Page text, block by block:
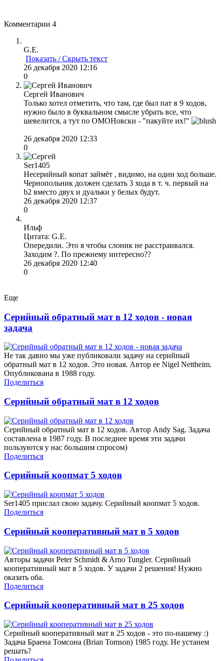
Комментарии 4
G.E.
Показать / Скрыть текст
26 декабря 2020 12:16
0
Сергей Иванович
Только хотел отметить, что там, где был пат в 9 ходов,
нужно было в буквальном смысле убрать все, что
шевелится, а тут по ОМОНовски - "пакуйте их!"
26 декабря 2020 12:33
0
Ser1405
Несерийный копат займёт , видимо, на один ход больше.
Чернопольник должен сделать 3 хода в т. ч. первый на
b2 вместо двух и дуальки у белых будут.
26 декабря 2020 12:37
0
Ильф
Цитата: G.E.
Опередили. Это я чтобы слоник не расстраивался.
Заходим ?. По прежнему интересно??
26 декабря 2020 12:40
0
Еще
Серийный обратный мат в 12 ходов - новая
задача
Не так давно мы уже публиковали задачу на серийный
обратный мат в 12 ходов. Это новая. Автор ее Nigel Nettheim.
Опубликована в 1988 году.
Поделиться
Серийный обратный мат в 12 ходов
Серийный обратный мат в 12 ходов. Автор Andy Sag. Задача
составлена в 1987 году. В последнее время эти задачи
пользуются у нас большим спросом)
Поделиться
Серийный коопмат 5 ходов
Ser1405 прислал свою задачу. Серийный коопмат 5 ходов.
Поделиться
Серийный кооперативный мат в 5 ходов
Авторы задачи Peter Schmidt & Arno Tungler. Серийный
кооперативный мат в 5 ходов. У задачи 2 решения! Нужно
оказать оба.
Поделиться
Серийный кооперативный мат в 25 ходов
Серийный кооперативный мат в 25 ходов - это по-нашему :)
Задача Браена Томсона (Brian Tomson) 1985 году. Не устанем
решать?